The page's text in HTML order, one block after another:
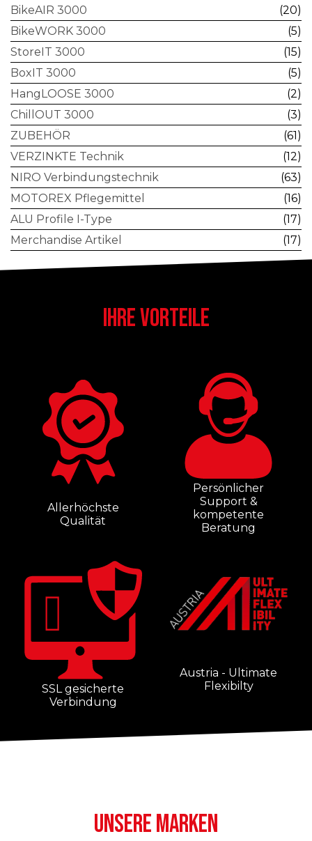
BikeAIR 3000
(20)
BikeWORK 3000
(5)
StoreIT 3000
(15)
BoxIT 3000
(5)
HangLOOSE 3000
(2)
ChillOUT 3000
(3)
ZUBEHÖR
(61)
VERZINKTE Technik
(12)
NIRO Verbindungstechnik
(63)
MOTOREX Pflegemittel
(16)
ALU Profile I-Type
(17)
Merchandise Artikel
(17)
IHRE VORTEILE
Allerhöchste
Qualität
Persönlicher
Support &
kompetente
Beratung
SSL gesicherte
Verbindung
Austria - Ultimate
Flexibilty
UNSERE MARKEN